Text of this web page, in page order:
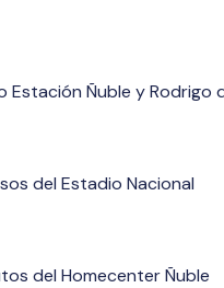
Estación Ñuble y Rodrigo
del Estadio Nacional
del Homecenter Ñuble